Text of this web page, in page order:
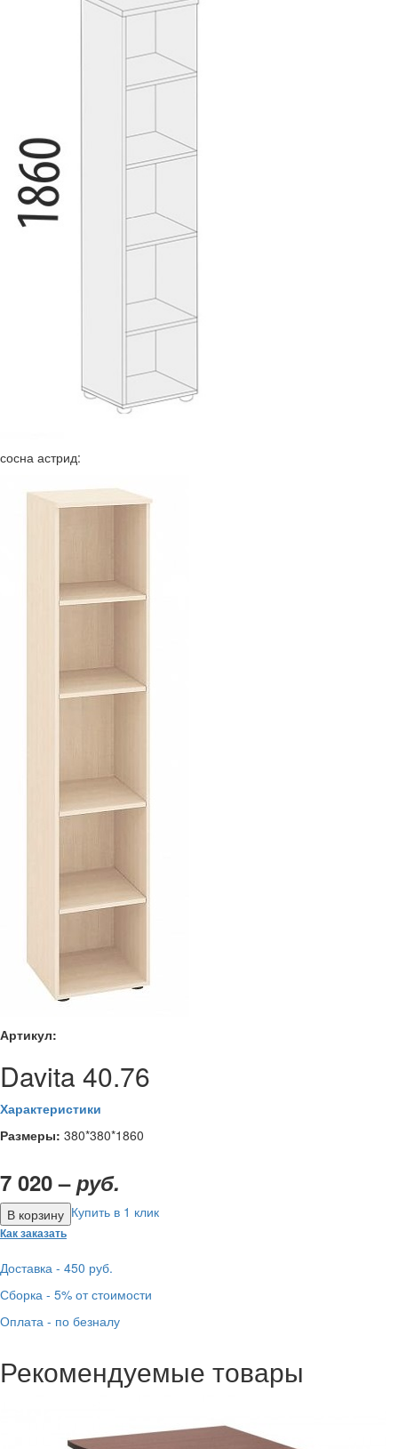
сосна астрид:
Артикул:
Davita 40.76
Характеристики
Размеры: 380*380*1860
7 020 –руб.
Купить в 1 клик
Как заказать
Доставка - 450 руб.
Сборка - 5% от стоимости
Оплата - по безналу
Рекомендуемые товары